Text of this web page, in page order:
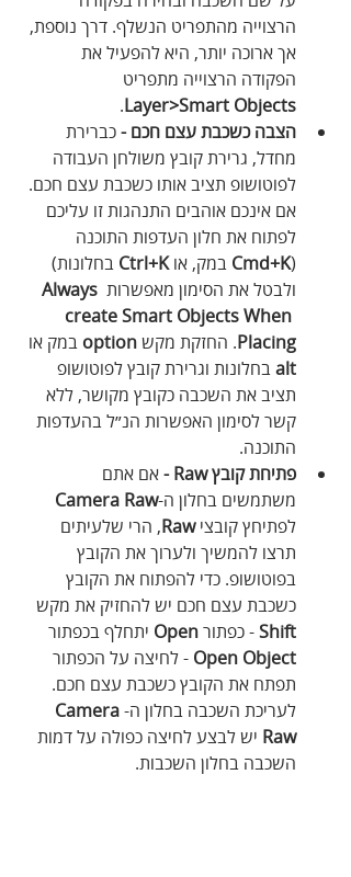
הרצוייה מהתפריט הנשלף. דרך נוספת,
אך ארוכה יותר, היא להפעיל את
הפקודה הרצוייה מתפריט
Layer>Smart Objects
.
הצבה כשכבת עצם חכם - כברירת
מחדל, גרירת קובץ משולחן העבודה
לפוטושופ תציב אותו כשכבת עצם חכם.
אם אינכם אוהבים התנהגות זו עליכם
לפתוח את חלון העדפות התוכנה
(
Cmd+K במק, או Ctrl+K בחלונות)
ולבטל את הסימון מאפשרות Always
create Smart Objects When
Placing. החזקת מקש option במק או
alt בחלונות וגרירת קובץ לפוטושופ
תציב את השכבה כקובץ מקושר, ללא
קשר לסימון האפשרות הנ״ל בהעדפות
התוכנה.
פתיחת קובץ Raw -
אם אתם
משתמשים בחלון ה-Camera Raw
לפתיחץ קובצי Raw, הרי שלעיתים
תרצו להמשיך ולערוך את הקובץ
בפוטושופ. כדי להפתוח את הקובץ
כשכבת עצם חכם יש להחזיק את מקש
Shift - כפתור Open יתחלף בכפתור
Open Object - לחיצה על הכפתור
תפתח את הקובץ כשכבת עצם חכם.
לעריכת השכבה בחלון ה-Camera
Raw יש לבצע לחיצה כפולה על דמות
השכבה בחלון השכבות.